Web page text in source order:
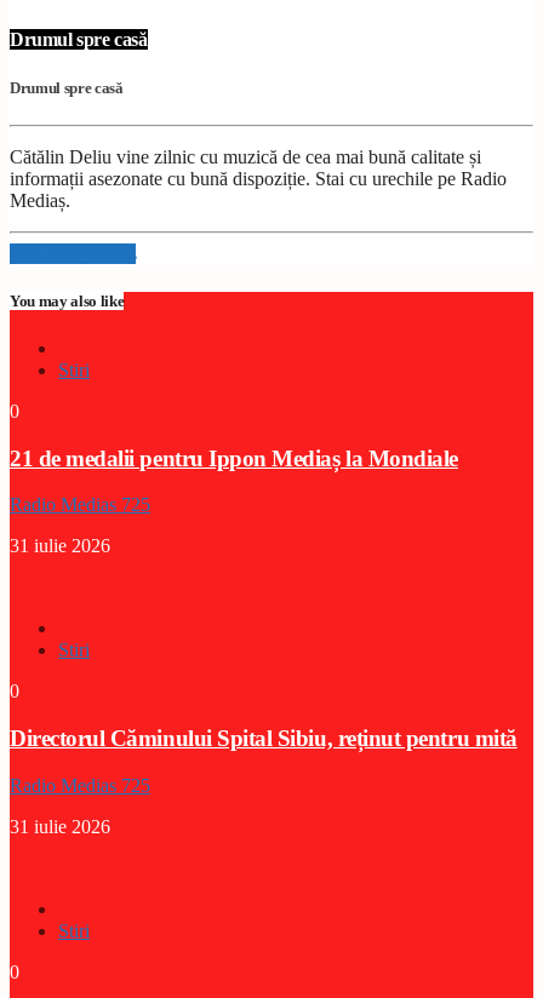
Drumul spre casă
Drumul spre casă
Cătălin Deliu vine zilnic cu muzică de cea mai bună calitate și
informații asezonate cu bună dispoziție. Stai cu urechile pe Radio
Mediaș.
Info and episodes
You may also like
Stiri
0
21 de medalii pentru Ippon Mediaș la Mondiale
Radio Medias 725
31 iulie 2026
Stiri
0
Directorul Căminului Spital Sibiu, reținut pentru mită
Radio Medias 725
31 iulie 2026
Stiri
0